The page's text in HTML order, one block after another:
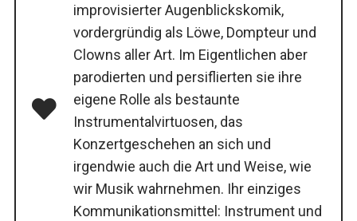
improvisierter Augenblickskomik,
vordergründig als Löwe, Dompteur und
Clowns aller Art. Im Eigentlichen aber
parodierten und persiflierten sie ihre
eigene Rolle als bestaunte
Instrumentalvirtuosen, das
Konzertgeschehen an sich und
irgendwie auch die Art und Weise, wie
wir Musik wahrnehmen. Ihr einziges
Kommunikationsmittel: Instrument und